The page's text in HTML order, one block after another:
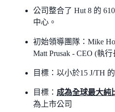
公司整合了 Hut 8 的
中心。
初始領導團隊：Mike
Matt Prusak - CEO (執
目標：以小於15 J/TH
目標： 成為全球最大純
為上市公司